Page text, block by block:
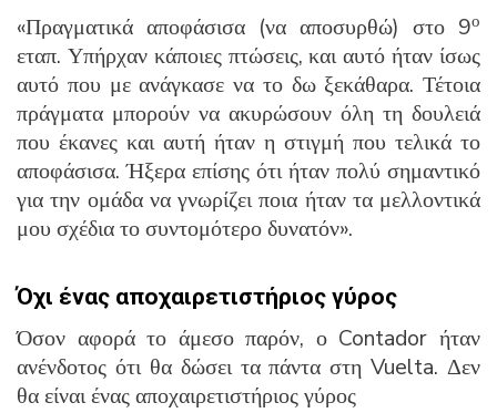
«Πραγματικά αποφάσισα (να αποσυρθώ) στο 9ο
εταπ. Υπήρχαν κάποιες πτώσεις, και αυτό ήταν ίσως
αυτό που με ανάγκασε να το δω ξεκάθαρα. Τέτοια
πράγματα μπορούν να ακυρώσουν όλη τη δουλειά
που έκανες και αυτή ήταν η στιγμή που τελικά το
αποφάσισα. Ήξερα επίσης ότι ήταν πολύ σημαντικό
για την ομάδα να γνωρίζει ποια ήταν τα μελλοντικά
μου σχέδια το συντομότερο δυνατόν».
Όχι ένας αποχαιρετιστήριος γύρος
Όσον αφορά το άμεσο παρόν, ο Contador ήταν
ανένδοτος ότι θα δώσει τα πάντα στη Vuelta. Δεν
θα είναι ένας αποχαιρετιστήριος γύρος